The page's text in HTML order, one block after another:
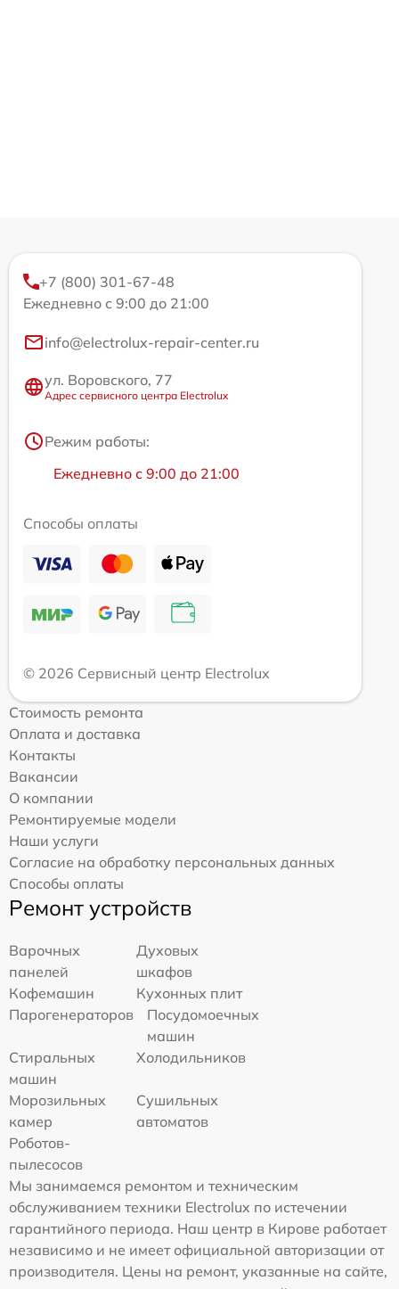
+7 (800) 301-67-48
Ежедневно с 9:00 до 21:00
info@electrolux-repair-center.ru
ул. Воровского, 77
Адрес сервисного центра Electrolux
Режим работы:
Ежедневно с 9:00 до 21:00
Способы оплаты
© 2026 Сервисный центр Electrolux
Стоимость ремонта
Оплата и доставка
Контакты
Вакансии
О компании
Ремонтируемые модели
Наши услуги
Согласие на обработку персональных данных
Способы оплаты
Ремонт устройств
Варочных
панелей
Духовых
шкафов
Кофемашин
Кухонных плит
Парогенераторов
Посудомоечных
машин
Стиральных
машин
Холодильников
Морозильных
камер
Сушильных
автоматов
Роботов-
пылесосов
Мы занимаемся ремонтом и техническим
обслуживанием техники Electrolux по истечении
гарантийного периода. Наш центр в Кирове работает
независимо и не имеет официальной авторизации от
производителя. Цены на ремонт, указанные на сайте,